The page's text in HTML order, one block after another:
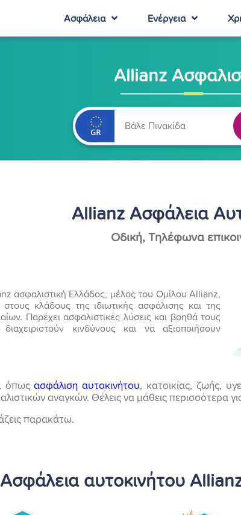
Ασφάλεια Ενέργεια
Allianz
Allianz Ασφάλεια
Οδική, Τηλέφωνα
ασφαλιστική Ελλάδος, μέλος του Ομίλου Allianz,
στους κλάδους της ιδιωτικής ασφάλισης και της
Παρέχει ασφαλιστικές λύσεις και βοηθά τους
κινδύνους και να αξιοποιήσουν
όπωςασφάλιση αυτοκινήτου, κατοικίας, ζωής,
αναγκών. Θέλεις να μάθεις περισσότερα
παρακάτω.
Ασφάλεια αυτοκινήτου Allianz: